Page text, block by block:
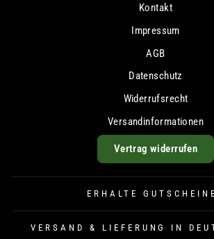
Kontakt
Impressum
AGB
Datenschutz
Widerrufsrecht
Versandinformationen
Vertrag widerrufen
ERHALTE GUTSCHEINE
VERSAND & LIEFERUNG IN